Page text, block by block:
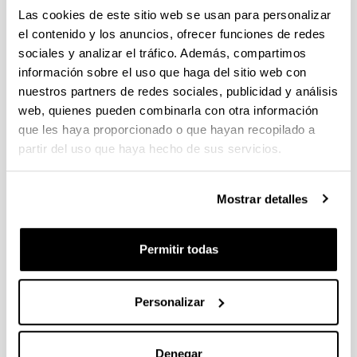
Las cookies de este sitio web se usan para personalizar
el contenido y los anuncios, ofrecer funciones de redes
sociales y analizar el tráfico. Además, compartimos
información sobre el uso que haga del sitio web con
nuestros partners de redes sociales, publicidad y análisis
web, quienes pueden combinarla con otra información
que les haya proporcionado o que hayan recopilado a
partir del uso que haya hecho de sus servicios.
Mostrar detalles
Permitir todas
Personalizar
Denegar
Evaluation of Speaker Verification
Security and Detection of HMM-
Based Synthetic Speech
Autoría:
De Leon, P. L.; Pucher, M.; Yamagishi, J.; Hernaez, I.;
Saratxaga, I.
Año:
2012
IEEE Transactions on Audio, Speech, and Language
Processing
ISBN/ISSN: